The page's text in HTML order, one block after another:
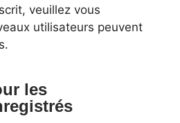
veuillez vous
utilisateurs peuvent
les